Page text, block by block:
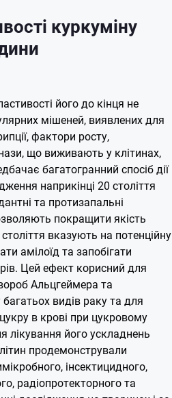
куркуміну
його до кінця не
мішеней, виявлених для
фактори росту,
що виживають у клітинах,
багатогранний спосіб дії
наприкінці 20 століття
та протизапальні
покращити якість
вказують на потенційну
амілоїд та запобігати
Цей ефект корисний для
Альцгеймера та
видів раку та для
в крові при цукровому
лікування його ускладнень
продемонстрували
інсектицидного,
радіопротекторного та